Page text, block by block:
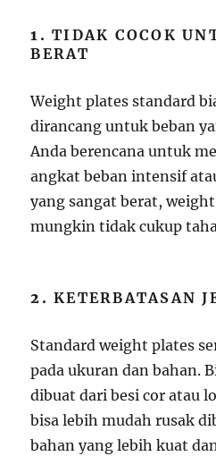
1.TIDAK COCOK
BERAT
Weight plates standard
dirancang untuk beban
Anda berencana untuk
angkat beban intensif
yang sangat berat,
mungkin tidak cukup
2.KETERBATASAN
Standard weight plates
pada ukuran dan bahan.
dibuat dari besi cor atau
bisa lebih mudah rusak
bahan yang lebih kuat